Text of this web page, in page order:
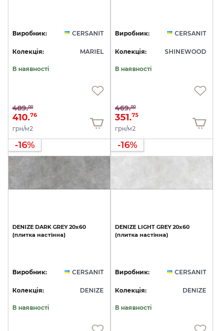
Виробник: CERSANIT
Колекція: MARIEL
В наявності
489.00
410.76
грн/м2
Виробник: CERSANIT
Колекція: SHINEWOOD
В наявності
469.00
351.75
грн/м2
-16%
DENIZE DARK GREY 20x60
(плитка настінна)
Виробник: CERSANIT
Колекція: DENIZE
В наявності
-16%
DENIZE LIGHT GREY 20x60
(плитка настінна)
Виробник: CERSANIT
Колекція: DENIZE
В наявності